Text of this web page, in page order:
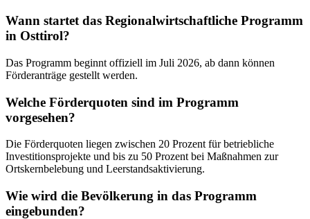
Wann startet das Regionalwirtschaftliche Programm
in Osttirol?
Das Programm beginnt offiziell im Juli 2026, ab dann können
Förderanträge gestellt werden.
Welche Förderquoten sind im Programm
vorgesehen?
Die Förderquoten liegen zwischen 20 Prozent für betriebliche
Investitionsprojekte und bis zu 50 Prozent bei Maßnahmen zur
Ortskernbelebung und Leerstandsaktivierung.
Wie wird die Bevölkerung in das Programm
eingebunden?